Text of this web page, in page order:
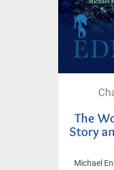
The
Story
Michael